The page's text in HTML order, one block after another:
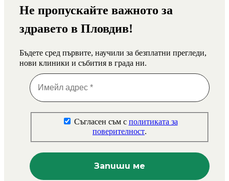
Не пропускайте важното за
здравето в Пловдив!
Бъдете сред първите, научили за безплатни прегледи,
нови клиники и събития в града ни.
Съгласен съм с политиката за
поверителност.